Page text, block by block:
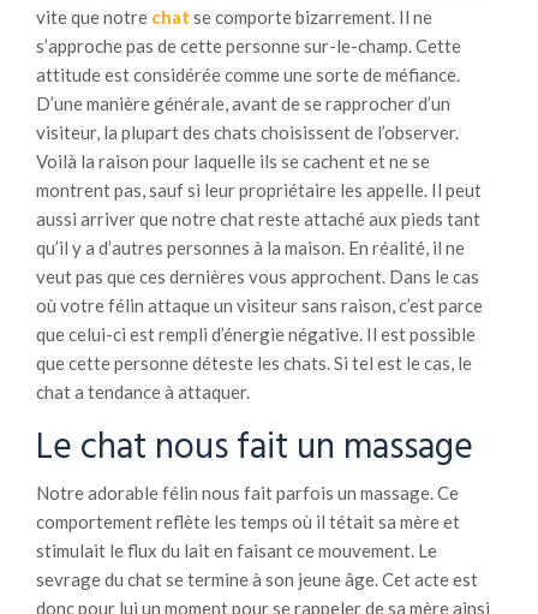
vite que notre chat se comporte bizarrement. Il ne
s’approche pas de cette personne sur-le-champ. Cette
attitude est considérée comme une sorte de méfiance.
D’une manière générale, avant de se rapprocher d’un
visiteur, la plupart des chats choisissent de l’observer.
Voilà la raison pour laquelle ils se cachent et ne se
montrent pas, sauf si leur propriétaire les appelle. Il peut
aussi arriver que notre chat reste attaché aux pieds tant
qu’il y a d’autres personnes à la maison. En réalité, il ne
veut pas que ces dernières vous approchent. Dans le cas
où votre félin attaque un visiteur sans raison, c’est parce
que celui-ci est rempli d’énergie négative. Il est possible
que cette personne déteste les chats. Si tel est le cas, le
chat a tendance à attaquer.
Le chat nous fait un massage
Notre adorable félin nous fait parfois un massage. Ce
comportement reflète les temps où il tétait sa mère et
stimulait le flux du lait en faisant ce mouvement. Le
sevrage du chat se termine à son jeune âge. Cet acte est
donc pour lui un moment pour se rappeler de sa mère ainsi